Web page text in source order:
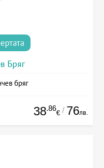
Бряг
бряг
38.86
€ / 76лв.